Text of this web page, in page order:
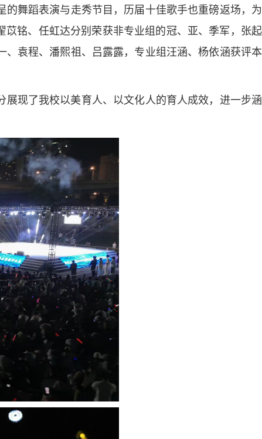
舞蹈表演与走秀节目，历届十佳歌手也重磅返场，为
铭、任虹达分别荣获非专业组的冠、亚、季军，张起
袁程、潘熙祖、吕露露，专业组汪涵、杨依涵获评本
现了我校以美育人、以文化人的育人成效，进一步涵